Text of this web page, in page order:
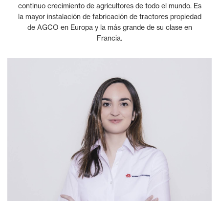
continuo crecimiento de agricultores de todo el mundo. Es
la mayor instalación de fabricación de tractores propiedad
de AGCO en Europa y la más grande de su clase en
Francia.